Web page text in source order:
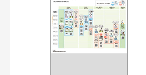
おすすめハッシュタグ
まずはここから（4）
施工イメー
リフォームおすすめ（14）
省エネ住宅
補助金・優遇制度を知る（2）
カタログ一